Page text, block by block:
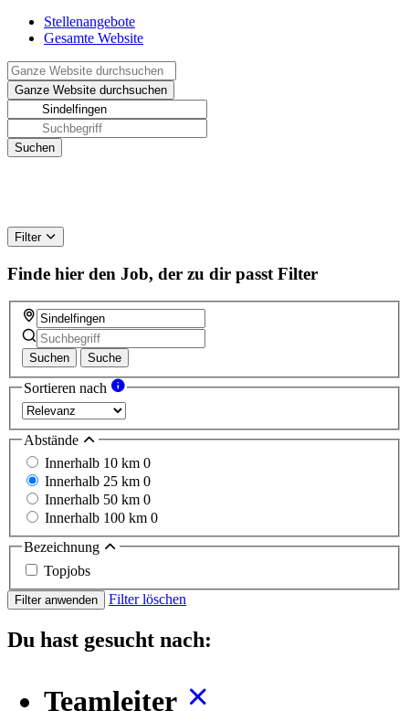
Stellenangebote
Gesamte Website
Filter
Finde hier den Job, der zu dir passt Filter
Suchen Suche
Sortieren nach
Abstände
Innerhalb 10 km 0
Innerhalb 25 km 0
Innerhalb 50 km 0
Innerhalb 100 km 0
Bezeichnung
Topjobs
Filter anwenden Filter löschen
Du hast gesucht nach:
Teamleiter